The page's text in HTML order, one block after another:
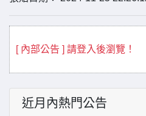
[ 內部公告 ] 請登入後瀏覽！
近月內熱門公告